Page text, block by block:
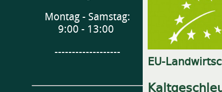
Montag - Samstag:
9:00 - 13:00
-------------------
EU-